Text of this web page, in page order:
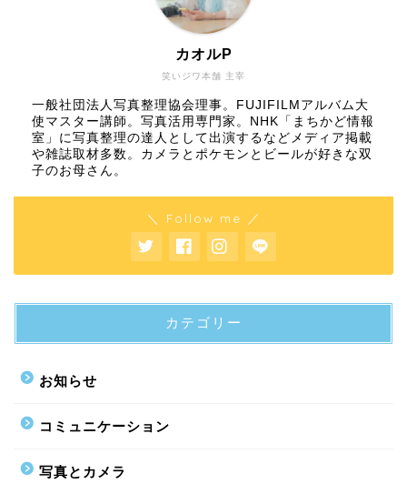
笑いジワ本舗 主宰
カオルP
一般社団法人写真整理協会理事。FUJIFILMアルバム大
使マスター講師。写真活用専門家。NHK「まちかど情報
室」に写真整理の達人として出演するなどメディア掲載
や雑誌取材多数。カメラとポケモンとビールが好きな双
子のお母さん。
＼ Follow me ／
カテゴリー
お知らせ
コミュニケーション
写真とカメラ